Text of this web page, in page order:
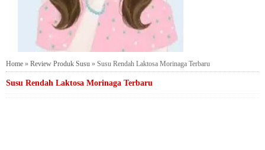
Home » Review Produk Susu » Susu Rendah Laktosa Morinaga Terbaru
Susu Rendah Laktosa Morinaga Terbaru